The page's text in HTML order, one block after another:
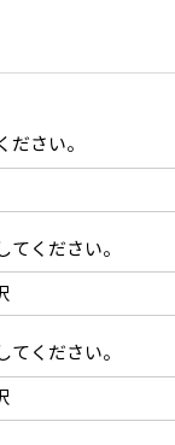
ださい。
てください。
てください。